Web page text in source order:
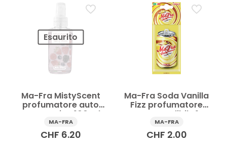
Esaurito
Ma-Fra MistyScent
profumatore auto
Berry Fusion 100 ml
MA-FRA
CHF 6.20
Ma-Fra Soda Vanilla
Fizz profumatore
auto appendibile 1 pz
MA-FRA
CHF 2.00